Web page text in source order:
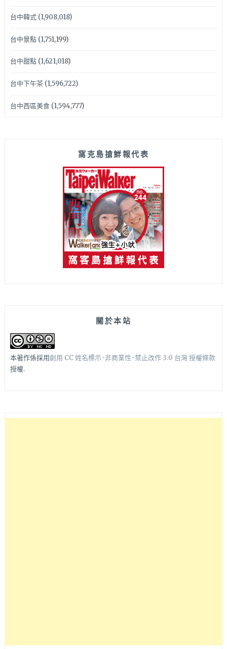
台中韓式(1,908,018)
台中景點(1,751,199)
台中甜點(1,621,018)
台中下午茶(1,596,722)
台中西區美食(1,594,777)
窩克島搶鮮報代表
關於本站
本著作係採用創用 CC 姓名標示-非商業性-禁止改作 3.0 台灣 授權條款
授權.